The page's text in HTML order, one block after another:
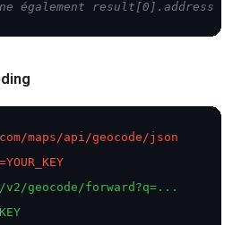
également result[0].address
maps/api/geocode/json
geocode/forward?q=...